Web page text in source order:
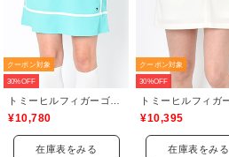
クーポン対象
30%OFF
¥10,780
在庫表をみる
クーポン対象
30%OFF
¥10,395
在庫表をみる